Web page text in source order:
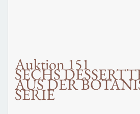
Auktion 151
SECHS
AUS DER
SERIE